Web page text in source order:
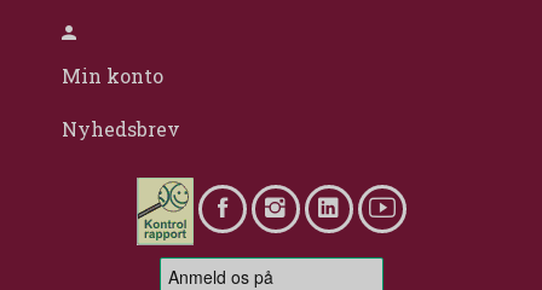
Min konto
Nyhedsbrev